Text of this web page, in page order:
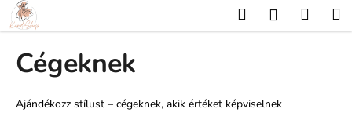
Ugrás
fő
tartalomhoz
Keresés Kosár
Cégeknek
Ajándékozz stílust – cégeknek, akik értéket képviselnek
o
i